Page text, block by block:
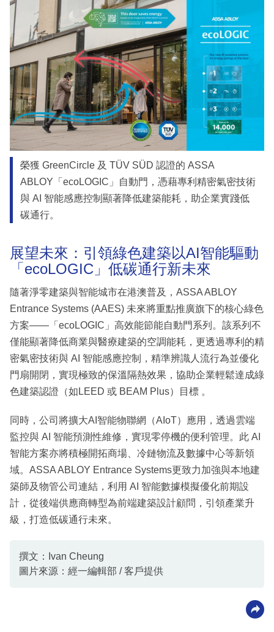
榮獲 GreenCircle 及 TÜV SÜD 認證的 ASSA
ABLOY「ecoLOGIC」自動門，憑藉專利精密氣密技術
與 AI 智能感應控制顯著降低建築能耗，助企業實踐低
碳通行。
展望未來：引領綠色建築以AI智能驅動
「ecoLOGIC」低碳通行新未來
隨著淨零建築與智能城市在港澳普及，ASSA ABLOY
Entrance Systems (AAES) 未來將重點推廣旗下的核心綠色
方案——「ecoLOGIC」高效能節能自動門系列。該系列不
僅能顯著降低商業與醫療建築的空調能耗，更透過專利的精
密氣密技術與 AI 智能感應控制，精準辨識人流行為並優化
門扇開閉，實現極致的保溫隔熱效果，協助企業輕鬆達成綠
色建築認證（如LEED 或 BEAM Plus）目標 。
同時，公司將擴大AI智能物聯網（AIoT）應用，透過雲端
監控與 AI 智能預測性維修，實現零停機的便利管理。此 AI
智能方案亦將積極開拓商場、冷鏈物流及數據中心等新領
域。ASSA ABLOY Entrance Systems更致力加強與本地建
築師及物管公司連結，利用 AI 智能數據模擬優化前期設
計，從後端供應商轉型為前端建築設計顧問，引領產業升
級，打造低碳通行未來。
撰文：Ivan Cheung
圖片來源：經一編輯部 / 客戶提供